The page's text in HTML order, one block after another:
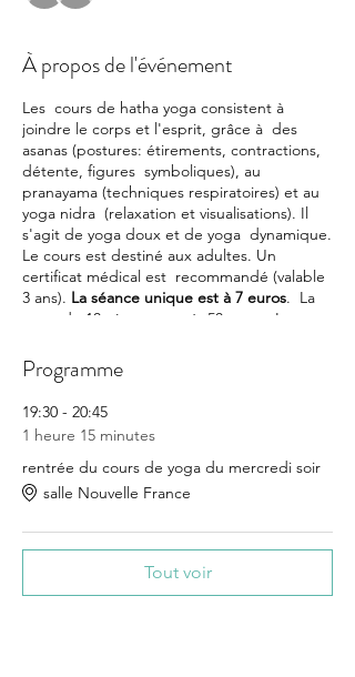
À propos de l'événement
Les cours de hatha yoga consistent à
joindre le corps et l'esprit, grâce à des
asanas (postures: étirements, contractions,
détente, figures symboliques), au
pranayama (techniques respiratoires) et au
yoga nidra (relaxation et visualisations). Il
s'agit de yoga doux et de yoga dynamique.
Le cours est destiné aux adultes. Un
certificat médical est recommandé (valable
3 ans). La séance unique est à 7 euros. La
carte de 10 séances est à 50 euros. La carte
finalisée avec le paiement de la cotisation
annuelle de 10 euros.
Programme
19:30 - 20:45
1 heure 15 minutes
rentrée du cours de yoga du mercredi soir
salle Nouvelle France
Tout voir